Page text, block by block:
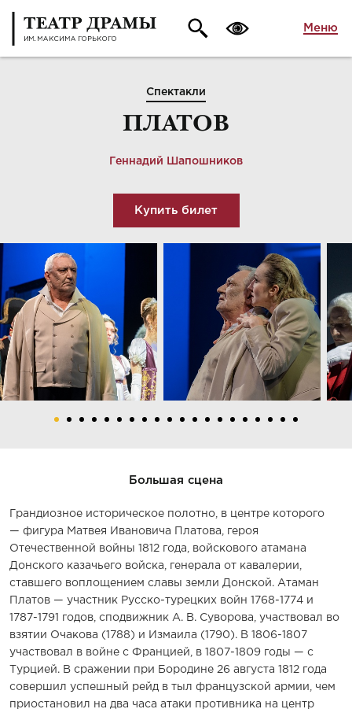
Меню
Спектакли
ПЛАТОВ
Геннадий Шапошников
Купить билет
Большая сцена
Грандиозное историческое полотно, в центре которого
— фигура Матвея Ивановича Платова, героя
Отечественной войны 1812 года, войскового атамана
Донского казачьего войска, генерала от кавалерии,
ставшего воплощением славы земли Донской. Атаман
Платов — участник Русско-турецких войн 1768-1774 и
1787-1791 годов, сподвижник А. В. Суворова, участвовал во
взятии Очакова (1788) и Измаила (1790). В 1806-1807
участвовал в войне с Францией, в 1807-1809 годы — с
Турцией. В сражении при Бородине 26 августа 1812 года
совершил успешный рейд в тыл французской армии, чем
приостановил на два часа атаки противника на центр